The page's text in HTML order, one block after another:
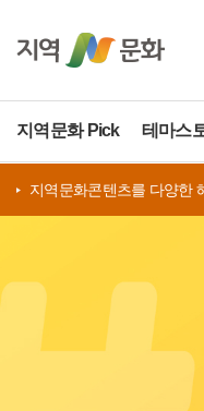
지역문화 Pick 테마스
지역문화콘텐츠를 다양한